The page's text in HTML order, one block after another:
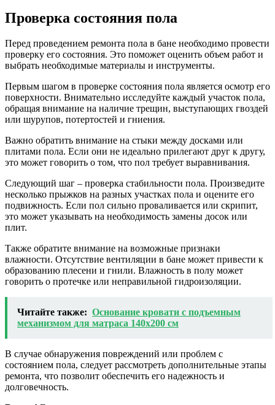
Проверка состояния пола
Перед проведением ремонта пола в бане необходимо провести
проверку его состояния. Это поможет оценить объем работ и
выбрать необходимые материалы и инструменты.
Первым шагом в проверке состояния пола является осмотр его
поверхности. Внимательно исследуйте каждый участок пола,
обращая внимание на наличие трещин, выступающих гвоздей
или шурупов, потертостей и гниения.
Важно обратить внимание на стыки между досками или
плитами пола. Если они не идеально прилегают друг к другу,
это может говорить о том, что пол требует выравнивания.
Следующий шаг – проверка стабильности пола. Произведите
несколько прыжков на разных участках пола и оцените его
подвижность. Если пол сильно проваливается или скрипит,
это может указывать на необходимость замены досок или
плит.
Также обратите внимание на возможные признаки
влажности. Отсутствие вентиляции в бане может привести к
образованию плесени и гнили. Влажность в полу может
говорить о протечке или неправильной гидроизоляции.
Читайте также: Основание кровати с подъемным
механизмом для матраса 140x200 см
В случае обнаружения повреждений или проблем с
состоянием пола, следует рассмотреть дополнительные этапы
ремонта, что позволит обеспечить его надежность и
долговечность.